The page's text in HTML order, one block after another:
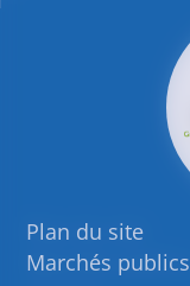
Plan du site
Marchés publics